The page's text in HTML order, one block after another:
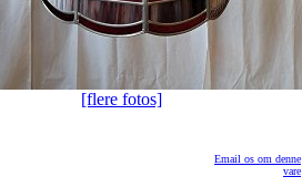
[flere fotos]
Email os om denne
vare